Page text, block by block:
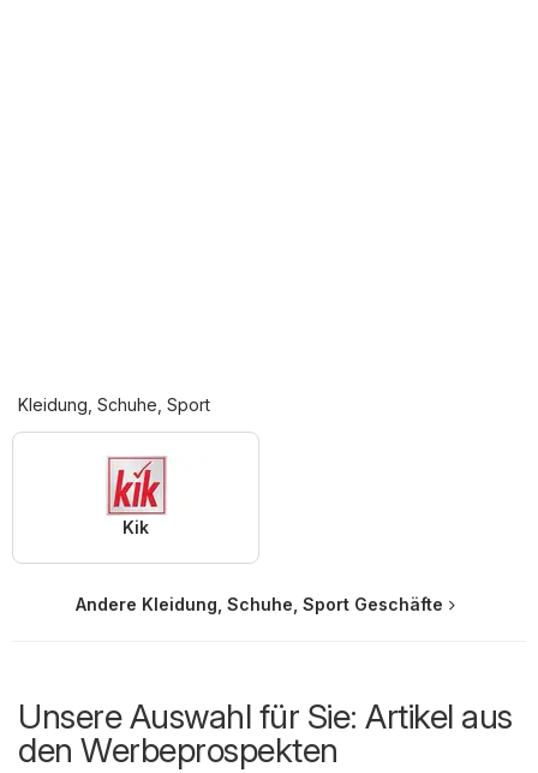
Kleidung, Schuhe, Sport
Kik
Andere Kleidung, Schuhe, Sport Geschäfte
Unsere Auswahl für Sie: Artikel aus
den Werbeprospekten